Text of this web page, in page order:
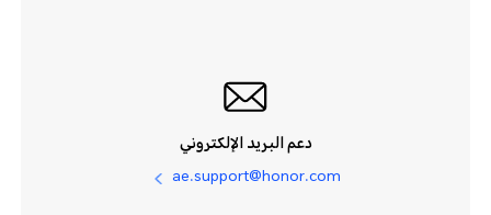
دعم البريد الإلكتروني
ae.support@honor.com